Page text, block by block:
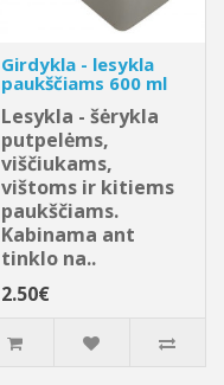
Girdykla - lesykla
paukščiams 600 ml
Lesykla - šėrykla
putpelėms,
viščiukams,
vištoms ir kitiems
paukščiams.
Kabinama ant
tinklo na..
2.50€